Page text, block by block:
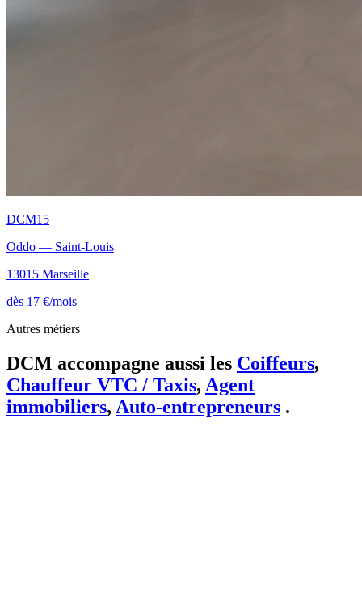
DCM15
Oddo — Saint-Louis
13015 Marseille
dès 17 €/mois
Autres métiers
DCM accompagne aussi les Coiffeurs,
Chauffeur VTC / Taxis, Agent
immobiliers, Auto-entrepreneurs .